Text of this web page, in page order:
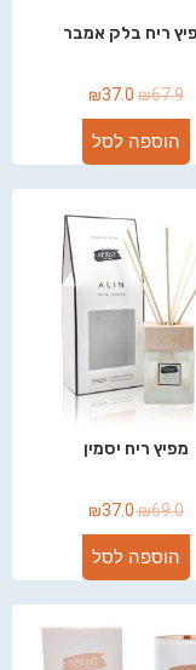
ריח בלק אמבר
₪67.9
₪37.0
הוספה לסל
מפיץ ריח יסמין
₪69.0
₪37.0
הוספה לסל